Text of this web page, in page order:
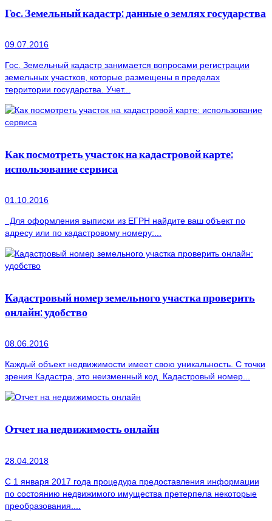
Гос. Земельный кадастр: данные о землях государства
09.07.2016
Гос. Земельный кадастр занимается вопросами регистрации
земельных участков, которые размещены в пределах
территории государства. Учет...
Как посмотреть участок на кадастровой карте:
использование сервиса
01.10.2016
Для оформления выписки из ЕГРН найдите ваш объект по
адресу или по кадастровому номеру:...
Кадастровый номер земельного участка проверить
онлайн: удобство
08.06.2016
Каждый объект недвижимости имеет свою уникальность. С точки
зрения Кадастра, это неизменный код. Кадастровый номер...
Отчет на недвижимость онлайн
28.04.2018
С 1 января 2017 года процедура предоставления информации
по состоянию недвижимого имущества претерпела некоторые
преобразования....